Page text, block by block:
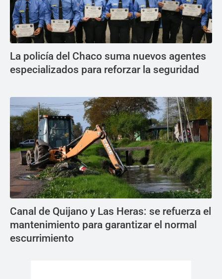
La policía del Chaco suma nuevos agentes
especializados para reforzar la seguridad
Canal de Quijano y Las Heras: se refuerza el
mantenimiento para garantizar el normal
escurrimiento